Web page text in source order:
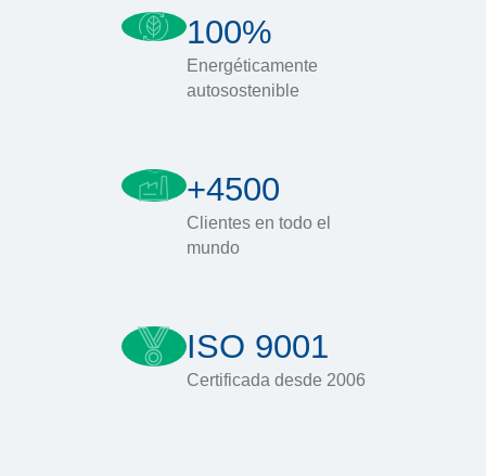
100%
Energéticamente
autosostenible
+4500
Clientes en todo el
mundo
ISO 9001
Certificada desde 2006